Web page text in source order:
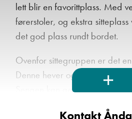
lett blir en favorittplass. Med
førerstoler, og ekstra
det god plass rundt bordet.
Ovenfor sittegruppen er det
Denne hever og senker man
Sengen kan godt være ferdig
Kontakt